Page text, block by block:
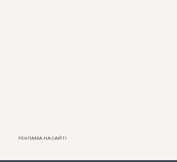
РЕКЛАМА НА САЙТІ